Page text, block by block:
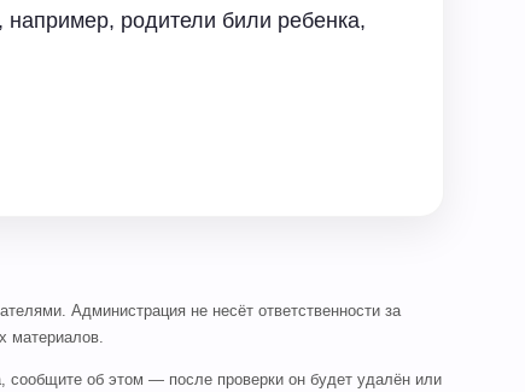
например, родители били ребенка,
Администрация не несёт ответственности за
материалов.
сообщите об этом — после проверки он будет удалён или